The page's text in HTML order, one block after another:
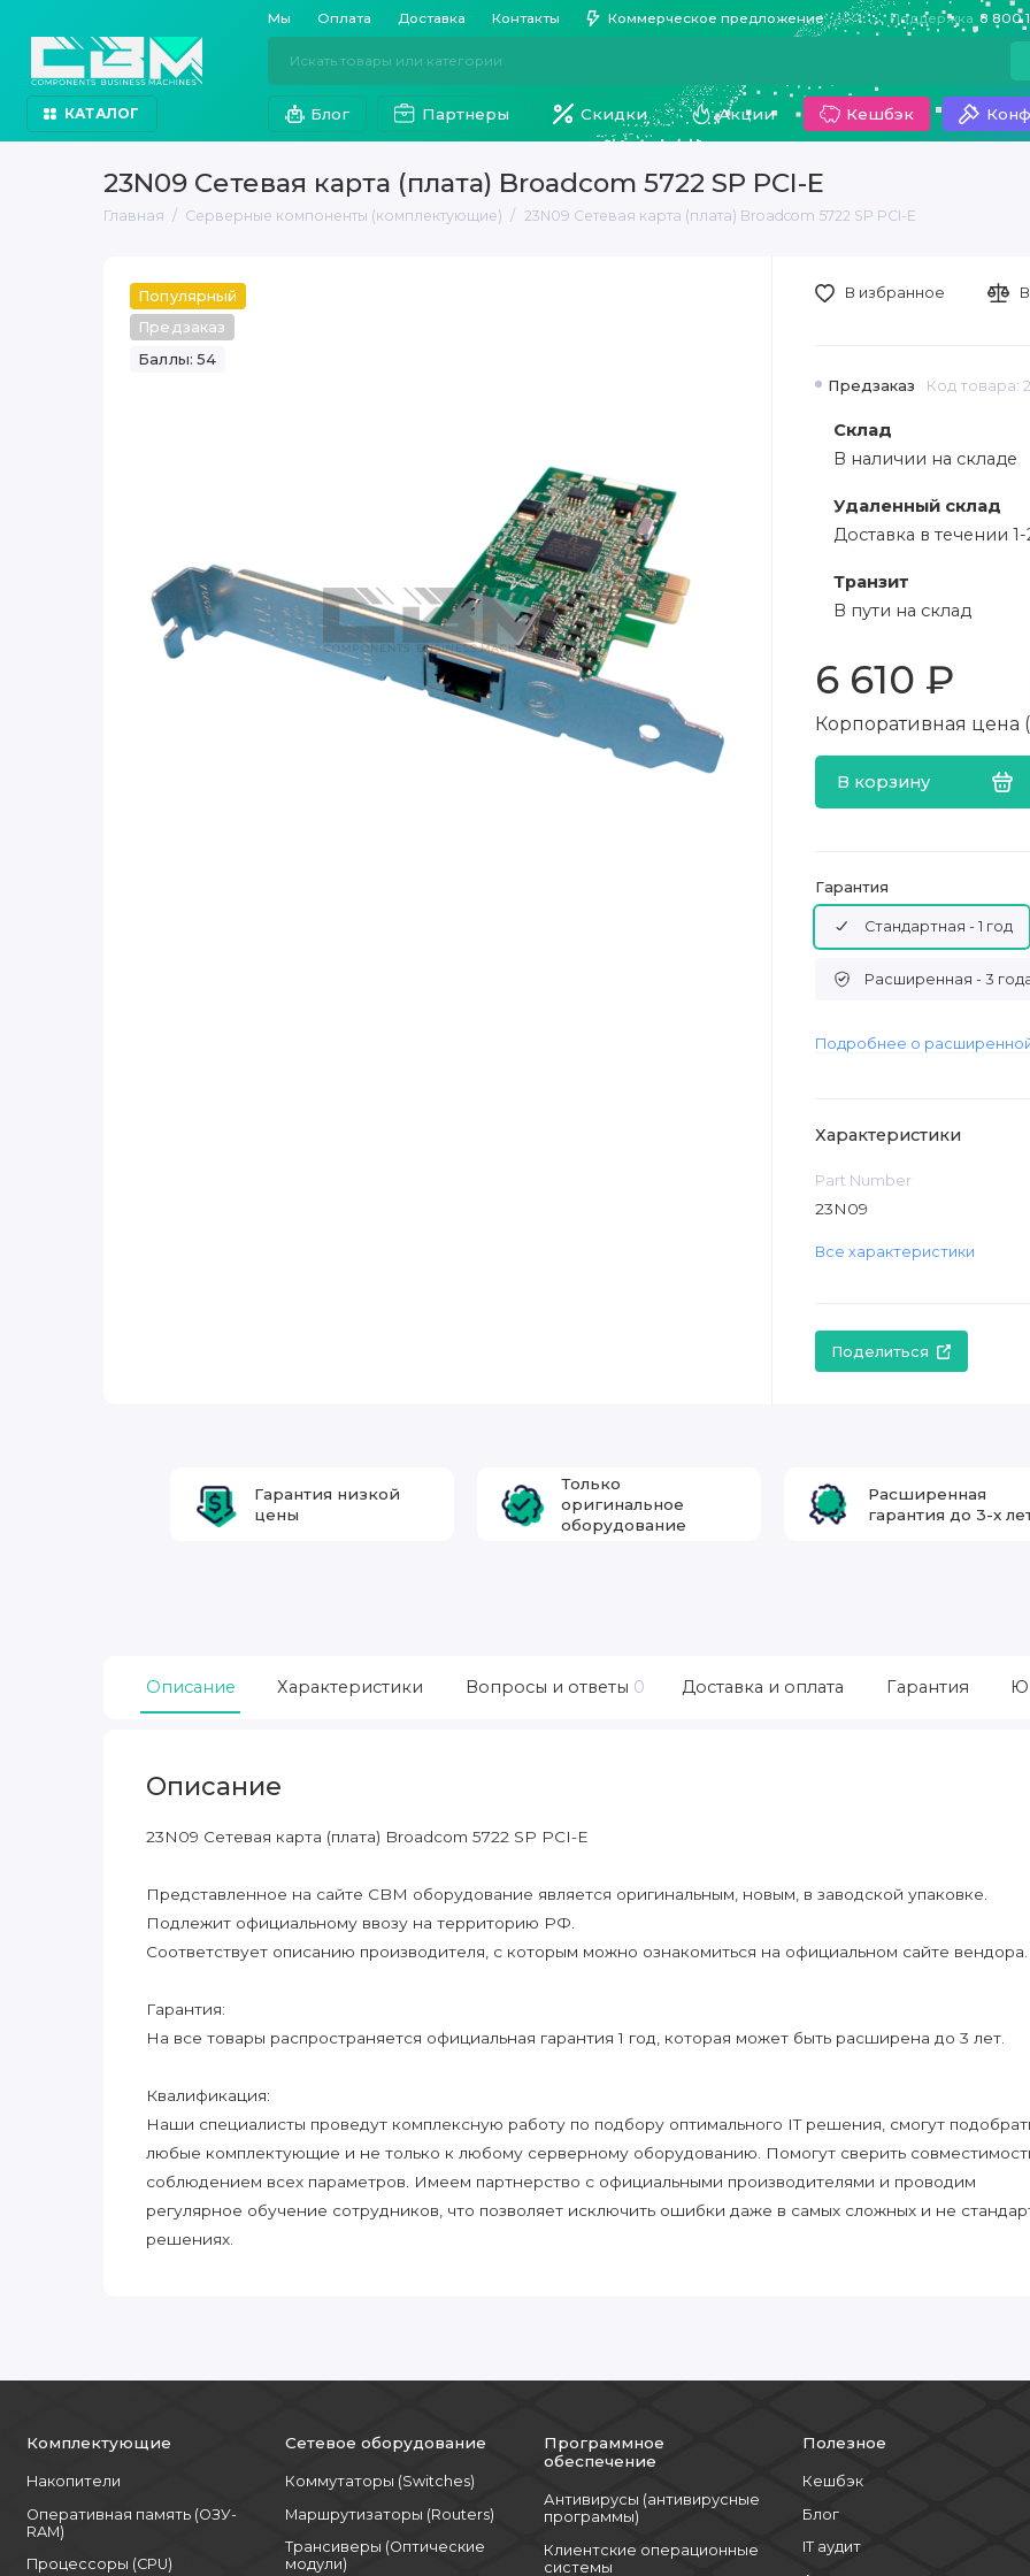
Мы Оплата Доставка Контакты Коммерческое предложение Поддержка 8 800
КАТАЛОГ Блог Партнеры Скидки Акции Кешбэк
23N09 Сетевая карта (плата) Broadcom 5722 SP PCI-E
Главная Серверные компоненты (комплектующие) 23N09 Сетевая карта (плата) Broadcom 5722 SP PCI-E
Популярный
Предзаказ
Баллы: 54
Предзаказ Код товара:
Склад
В наличии на складе
Удаленный склад
Доставка в течении
Транзит
В пути на склад
6 610 ₽
Корпоративная цена
В корзину
В избранное
Гарантия
Стандартная - 1 год
Расширенная - 3
Подробнее о
Характеристики
Part Number
23N09
Все характеристики
Поделиться
Гарантия низкой
цены
Только
оригинальное
оборудование
Расширенная
гарантия до 3-х
Описание Характеристики Вопросы и ответы 0 Доставка и оплата Гарантия
Описание
23N09 Сетевая карта (плата) Broadcom 5722 SP PCI-E
Представленное на сайте CBM оборудование является оригинальным, новым, в заводской упаковке.
Подлежит официальному ввозу на территорию РФ.
Соответствует описанию производителя, с которым можно ознакомиться на официальном сайте вендора.
Гарантия:
На все товары распространяется официальная гарантия 1 год, которая может быть расширена до 3 лет.
Квалификация:
Наши специалисты проведут комплексную работу по подбору оптимального IT решения, смогут
любые комплектующие и не только к любому серверному оборудованию. Помогут сверить
соблюдением всех параметров. Имеем партнерство с официальными производителями и проводим
регулярное обучение сотрудников, что позволяет исключить ошибки даже в самых сложных и не
решениях.
Комплектующие
Накопители
Оперативная память (ОЗУ-
RAM)
Процессоры (CPU)
Сетевое оборудование
Коммутаторы (Switches)
Маршрутизаторы (Routers)
Трансиверы (Оптические
модули)
Программное
обеспечение
Антивирусы (антивирусные
программы)
Клиентские операционные
системы
Полезное
Кешбэк
Блог
IT аудит